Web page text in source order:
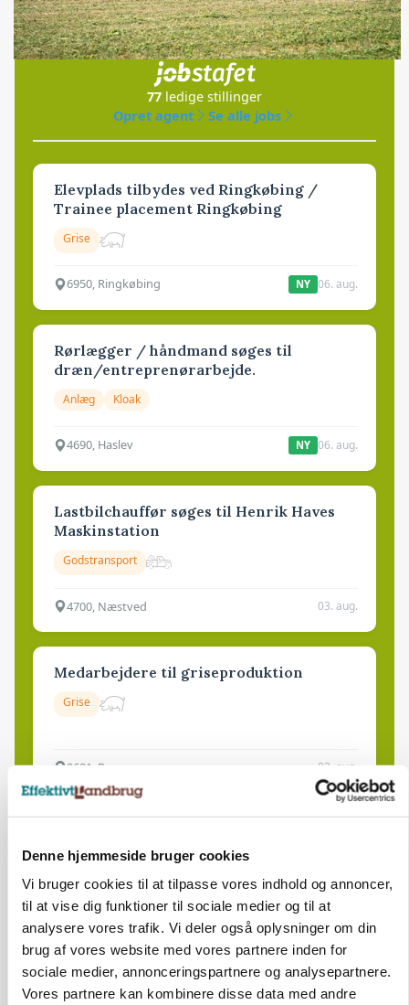
Denne hjemmeside bruger cookies
Vi bruger cookies til at tilpasse vores indhold og annoncer,
til at vise dig funktioner til sociale medier og til at
analysere vores trafik. Vi deler også oplysninger om din
brug af vores website med vores partnere inden for
sociale medier, annonceringspartnere og analysepartnere.
Vores partnere kan kombinere disse data med andre
Jobs
i samarbejde med
77 ledige stillinger
Opret agent
Se alle jobs
Elevplads tilbydes ved Ringkøbing /
Trainee placement Ringkøbing
Grise
6950, Ringkøbing NY 06. aug.
Rørlægger / håndmand søges til
dræn/entreprenørarbejde.
Anlæg Kloak
4690, Haslev NY 06. aug.
Lastbilchauffør søges til Henrik Haves
Maskinstation
Godstransport
4700, Næstved 03. aug.
Medarbejdere til griseproduktion
Grise
9681, Ranum 03. aug.
Kalve
6392, Bolderslev 03. aug.
Leder til klimastald